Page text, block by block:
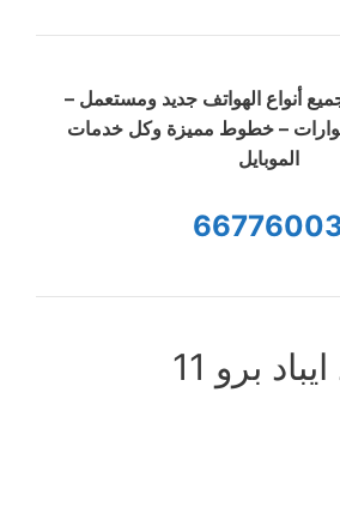
أنواع الهواتف جديد ومستعمل –
– خطوط مميزة وكل خدمات
الموبايل
برو 11